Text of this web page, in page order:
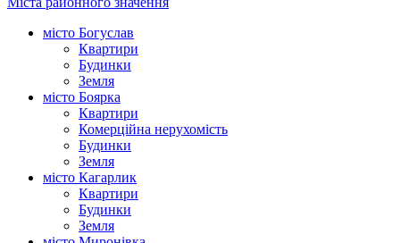
місто Богуслав
Квартири
Будинки
Земля
місто Боярка
Квартири
Комерційна нерухомість
Будинки
Земля
місто Кагарлик
Квартири
Будинки
Земля